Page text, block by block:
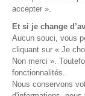
Fabriqué en
France
©
Mentions légales